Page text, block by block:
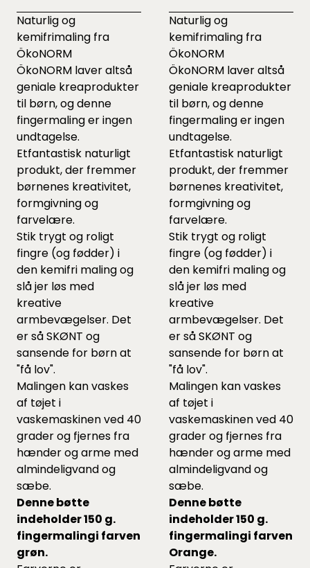
Naturlig og
kemifrimaling fra
ÖkoNORM
ÖkoNORM laver altså
geniale kreaprodukter
til børn, og denne
fingermaling er ingen
undtagelse.
Etfantastisk naturligt
produkt, der fremmer
børnenes kreativitet,
formgivning og
farvelære.
Stik trygt og roligt
fingre (og fødder) i
den kemifri maling og
slå jer løs med
kreative
armbevægelser. Det
er så SKØNT og
sansende for børn at
"få lov".
Malingen kan vaskes
af tøjet i
vaskemaskinen ved 40
grader og fjernes fra
hænder og arme med
almindeligvand og
sæbe.
Denne bøtte
indeholder 150 g.
fingermalingi farven
grøn.
Naturlig og
kemifrimaling fra
ÖkoNORM
ÖkoNORM laver altså
geniale kreaprodukter
til børn, og denne
fingermaling er ingen
undtagelse.
Etfantastisk naturligt
produkt, der fremmer
børnenes kreativitet,
formgivning og
farvelære.
Stik trygt og roligt
fingre (og fødder) i
den kemifri maling og
slå jer løs med
kreative
armbevægelser. Det
er så SKØNT og
sansende for børn at
"få lov".
Malingen kan vaskes
af tøjet i
vaskemaskinen ved 40
grader og fjernes fra
hænder og arme med
almindeligvand og
sæbe.
Denne bøtte
indeholder 150 g.
fingermalingi farven
Orange.